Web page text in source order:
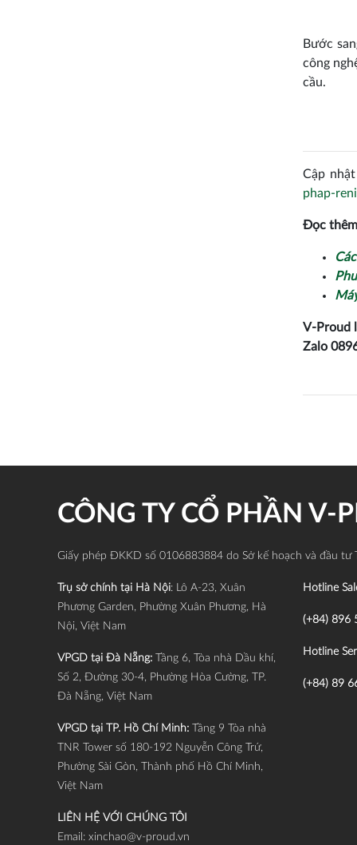
Bước
công
cầu.
Cập
phap-
Đọc
V-Proud
Zalo
CÔNG TY CỔ PHẦN V-
Giấy phép ĐKKD số 0106883884 do Sở kế hoạch và đầu
Trụ sở chính tại Hà Nội: Lô A-23, Xuân
Phương Garden, Phường Xuân Phương, Hà
Nội, Việt Nam
VPGD tại Đà Nẵng: Tầng 6, Tòa nhà Dầu khí,
Số 2, Đường 30-4, Phường Hòa Cường, TP.
Đà Nẵng, Việt Nam
VPGD tại TP. Hồ Chí Minh:
Tầng 9 Tòa nhà
TNR Tower số 180-192 Nguyễn Công Trứ,
Phường Sài Gòn, Thành phố Hồ Chí Minh,
Việt Nam
LIÊN HỆ VỚI CHÚNG TÔI
Email: xinchao@v-proud.vn
Hotline
(+84) 896
Hotline
(+84) 89